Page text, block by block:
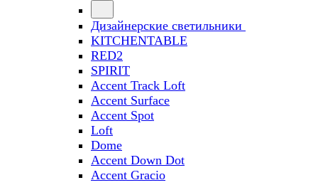
Дизайнерские светильники
KITCHENTABLE
RED2
SPIRIT
Accent Track Loft
Accent Surface
Accent Spot
Loft
Dome
Accent Down Dot
Accent Gracio